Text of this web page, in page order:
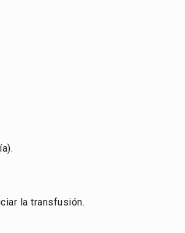
la transfusión.